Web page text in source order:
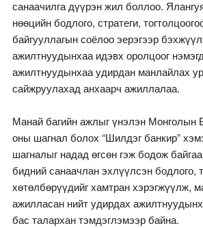
санаачилга дүүрэн жил боллоо.
нөөцийн бодлого, стратеги,
байгууллагын соёлоо эерэгээр
ажилтнуудынхаа идэвх оролцоог
ажилтнуудынхаа удирдан манлайлах
сайжруулахад анхаарч ажиллалаа.
Манай багийн ажлыг үнэлэн Монголын
оны шагнал болох “Шилдэг банкир”
шагналыг надад өгсөн гэж бодож
бидний санаачлан эхлүүлсэн бодлого,
хөтөлбөрүүдийг хамтран хэрэгжүүлж,
ажилласан нийт удирдах
бас талархан тэмдэглэмээр байна.